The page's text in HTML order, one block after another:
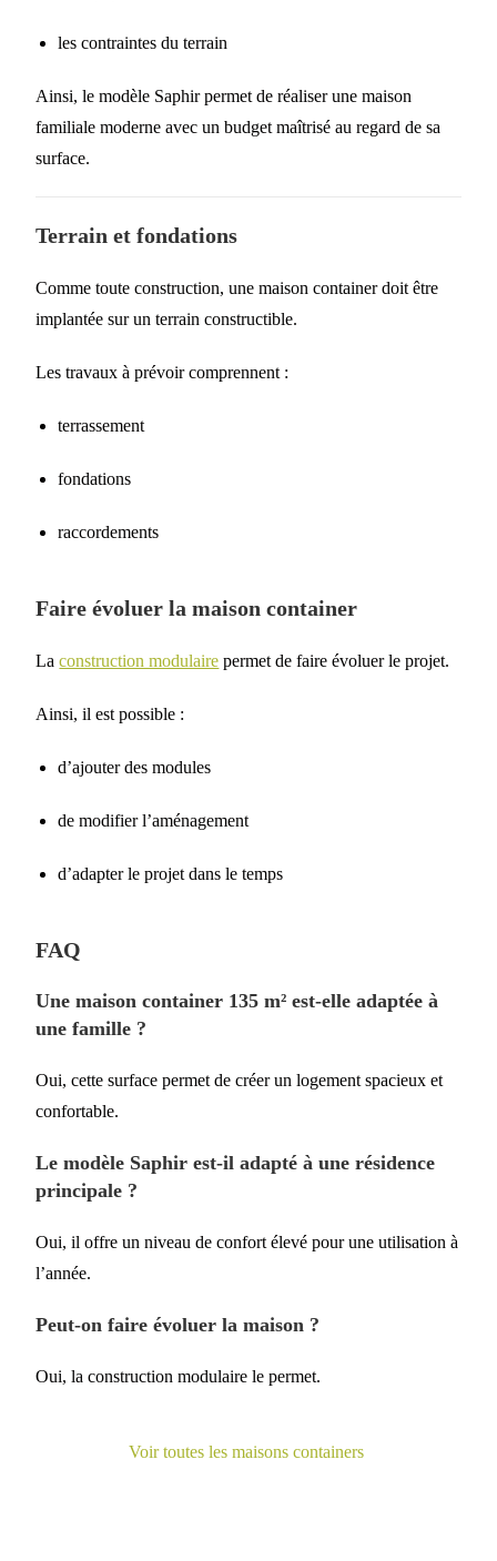
les contraintes du terrain
Ainsi, le modèle Saphir permet de réaliser une maison
familiale moderne avec un budget maîtrisé au regard de sa
surface.
Terrain et fondations
Comme toute construction, une maison container doit être
implantée sur un terrain constructible.
Les travaux à prévoir comprennent :
terrassement
fondations
raccordements
Faire évoluer la maison container
Laconstruction modulaire permet de faire évoluer le projet.
Ainsi, il est possible :
d’ajouter des modules
de modifier l’aménagement
d’adapter le projet dans le temps
FAQ
Une maison container 135 m² est-elle adaptée à
une famille ?
Oui, cette surface permet de créer un logement spacieux et
confortable.
Le modèle Saphir est-il adapté à une résidence
principale ?
Oui, il offre un niveau de confort élevé pour une utilisation à
l’année.
Peut-on faire évoluer la maison ?
Oui, la construction modulaire le permet.
Voir toutes les maisons containers